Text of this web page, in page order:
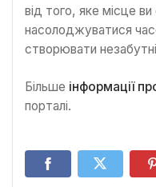
від того, яке місце
насолоджуватися
створювати
Більше інформації
порталі.